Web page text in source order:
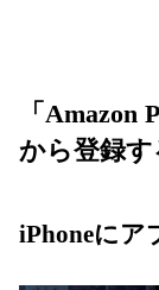
「Amazon
から登録
iPhoneにア